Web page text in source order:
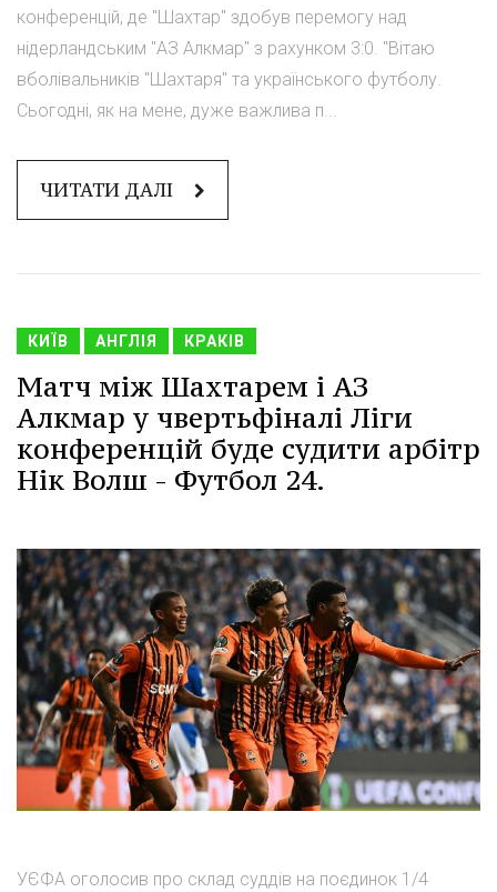
конференцій, де "Шахтар" здобув перемогу над
нідерландським "АЗ Алкмар" з рахунком 3:0. "Вітаю
вболівальників "Шахтаря" та українського футболу.
Сьогодні, як на мене, дуже важлива п...
ЧИТАТИ ДАЛІ
КИЇВ АНГЛІЯ КРАКІВ
Матч між Шахтарем і АЗ
Алкмар у чвертьфіналі Ліги
конференцій буде судити арбітр
Нік Волш - Футбол 24.
УЄФА оголосив про склад суддів на поєдинок 1/4